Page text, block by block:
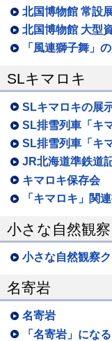
北国博物館 常設
北国博物館 大型
「風連獅子舞」
SLキマロキ
SLキマロキの展
SL排雪列車「キ
SL排雪列車「キ
JR北海道準鉄道
キマロキ保存会
「キマロキ」関
小さな自然観
小さな自然観察
名寄岩
名寄岩
「名寄岩」にな